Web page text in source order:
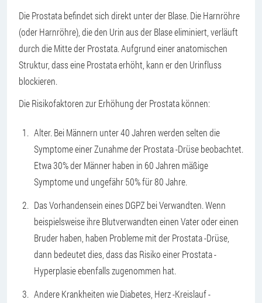
Die Prostata befindet sich direkt unter der Blase. Die Harnröhre
(oder Harnröhre), die den Urin aus der Blase eliminiert, verläuft
durch die Mitte der Prostata. Aufgrund einer anatomischen
Struktur, dass eine Prostata erhöht, kann er den Urinfluss
blockieren.
Die Risikofaktoren zur Erhöhung der Prostata können:
Alter. Bei Männern unter 40 Jahren werden selten die
Symptome einer Zunahme der Prostata -Drüse beobachtet.
Etwa 30% der Männer haben in 60 Jahren mäßige
Symptome und ungefähr 50% für 80 Jahre.
Das Vorhandensein eines DGPZ bei Verwandten. Wenn
beispielsweise ihre Blutverwandten einen Vater oder einen
Bruder haben, haben Probleme mit der Prostata -Drüse,
dann bedeutet dies, dass das Risiko einer Prostata -
Hyperplasie ebenfalls zugenommen hat.
Andere Krankheiten wie Diabetes, Herz -Kreislauf -